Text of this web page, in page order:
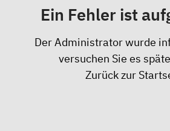
Ein Fehler ist
Der Administrator wurde
versuchen Sie es
Zurück zur